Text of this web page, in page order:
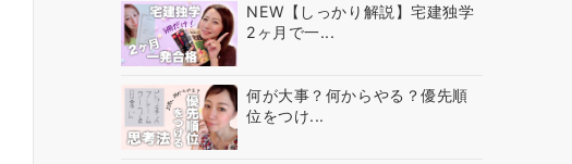
NEW【しっかり解説】宅建独学
2ヶ月で一...
何が大事？何からやる？優先順
位をつけ...